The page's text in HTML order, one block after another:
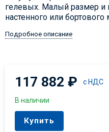
гелевых. Малый размер и
настенного или бортового
Подробное описание
117 882₽ с НДС
В наличии
Купить